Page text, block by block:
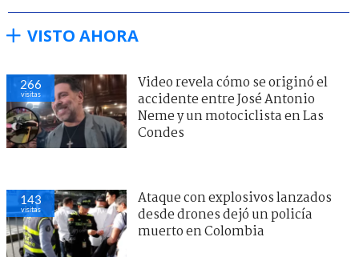
VISTO AHORA
266
visitas
Video revela cómo se originó el
accidente entre José Antonio
Neme y un motociclista en Las
Condes
143
visitas
Ataque con explosivos lanzados
desde drones dejó un policía
muerto en Colombia